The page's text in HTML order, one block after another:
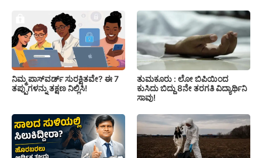
ನಿಮ್ಮ ಪಾಸ್‌ವರ್ಡ್ ಸುರಕ್ಷಿತವೇ? ಈ 7
ತಪ್ಪುಗಳನ್ನು ತಕ್ಷಣ ನಿಲ್ಲಿಸಿ!
ತುಮಕೂರು : ಲೋ ಬಿಪಿಯಿಂದ
ಕುಸಿದು ಬಿದ್ದು 8ನೇ ತರಗತಿ ವಿದ್ಯಾರ್ಥಿನಿ
ಸಾವು!